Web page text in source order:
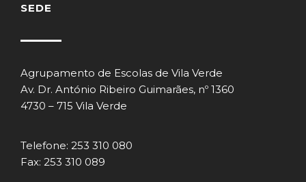
SEDE
Agrupamento de Escolas de Vila Verde
Av. Dr. António Ribeiro Guimarães, nº 1360
4730 – 715 Vila Verde
Telefone: 253 310 080
Fax: 253 310 089